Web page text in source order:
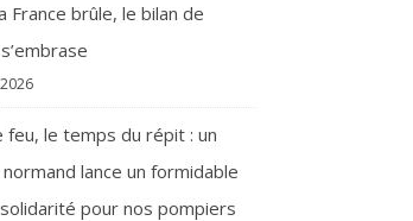
France brûle, le bilan de
feu, le temps du répit : un
lance un formidable
pour nos pompiers